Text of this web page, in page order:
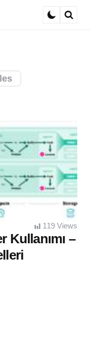
119 Views
Kullanımı –